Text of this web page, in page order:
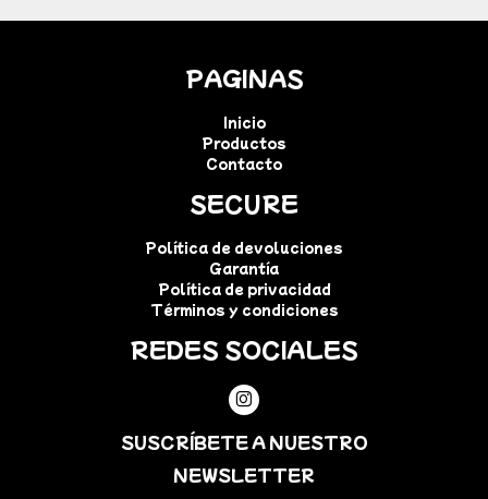
PAGINAS
Inicio
Productos
Contacto
SECURE
Política de devoluciones
Garantía
Política de privacidad
Términos y condiciones
REDES SOCIALES
SUSCRÍBETE A NUESTRO
NEWSLETTER